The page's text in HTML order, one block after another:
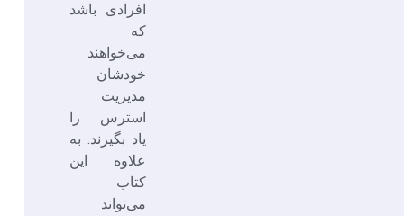
افرادی باشد
که
می‌خواهند
خودشان
مدیریت
استرس را
یاد بگیرند. به
علاوه این
کتاب
می‌تواند